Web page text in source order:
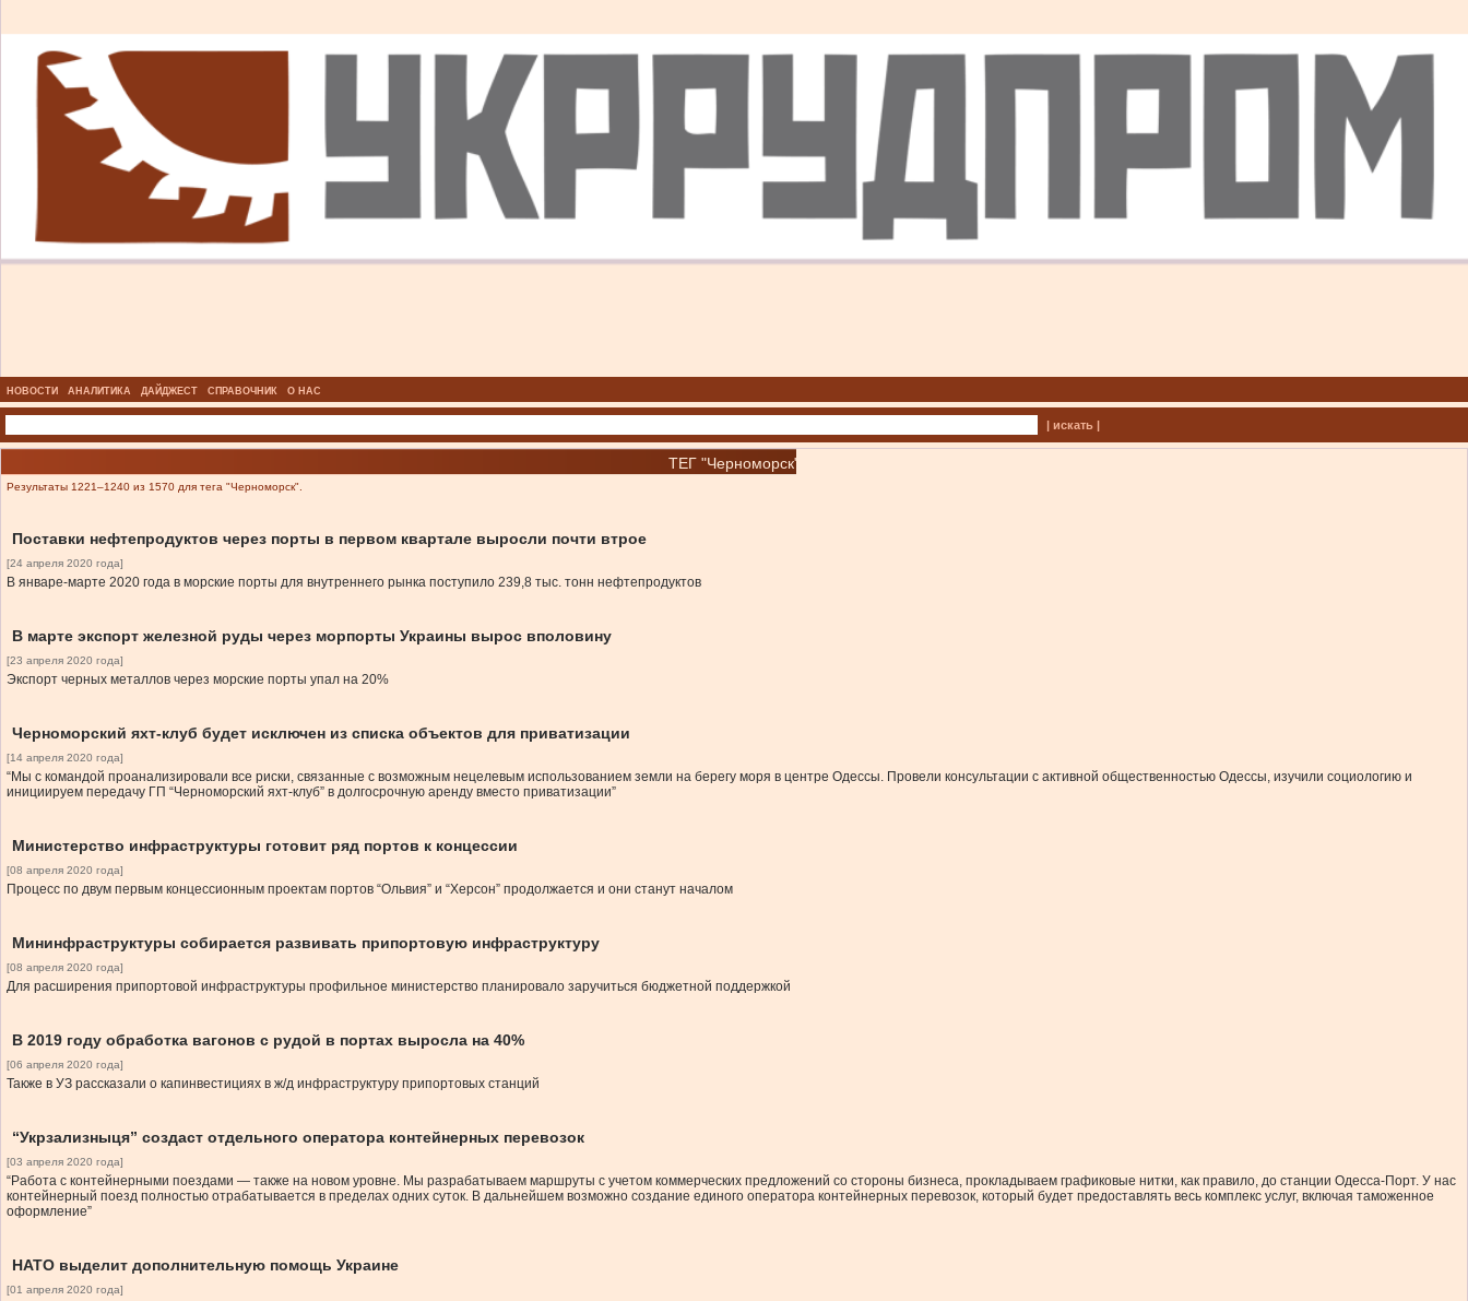
НОВОСТИ АНАЛИТИКА ДАЙДЖЕСТ СПРАВОЧНИК О НАС
| искать |
ТЕГ "Черноморск"
Результаты 1221–1240 из 1570 для тега "Черноморск".
Поставки нефтепродуктов через порты в первом квартале выросли почти втрое
[24 апреля 2020 года]
В январе-марте 2020 года в морские порты для внутреннего рынка поступило 239,8 тыс. тонн нефтепродуктов
В марте экспорт железной руды через морпорты Украины вырос вполовину
[23 апреля 2020 года]
Экспорт черных металлов через морские порты упал на 20%
Черноморский яхт-клуб будет исключен из списка объектов для приватизации
[14 апреля 2020 года]
“Мы с командой проанализировали все риски, связанные с возможным нецелевым использованием земли на берегу моря в центре Одессы. Провели консультации с активной общественностью Одессы, изучили социологию и
инициируем передачу ГП “Черноморский яхт-клуб” в долгосрочную аренду вместо приватизации”
Министерство инфраструктуры готовит ряд портов к концессии
[08 апреля 2020 года]
Процесс по двум первым концессионным проектам портов “Ольвия” и “Херсон” продолжается и они станут началом
Мининфраструктуры собирается развивать припортовую инфраструктуру
[08 апреля 2020 года]
Для расширения припортовой инфраструктуры профильное министерство планировало заручиться бюджетной поддержкой
В 2019 году обработка вагонов с рудой в портах выросла на 40%
[06 апреля 2020 года]
Также в УЗ рассказали о капинвестициях в ж/д инфраструктуру припортовых станций
“Укрзализныця” создаст отдельного оператора контейнерных перевозок
[03 апреля 2020 года]
“Работа с контейнерными поездами — также на новом уровне. Мы разрабатываем маршруты с учетом коммерческих предложений со стороны бизнеса, прокладываем графиковые нитки, как правило, до станции Одесса-Порт. У нас
контейнерный поезд полностью отрабатывается в пределах одних суток. В дальнейшем возможно создание единого оператора контейнерных перевозок, который будет предоставлять весь комплекс услуг, включая таможенное
оформление”
НАТО выделит дополнительную помощь Украине
[01 апреля 2020 года]